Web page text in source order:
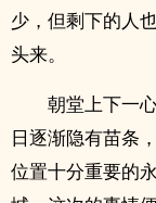
少，但剩下的人
头来。
朝堂上下一
日逐渐隐有苗条
位置十分重要的